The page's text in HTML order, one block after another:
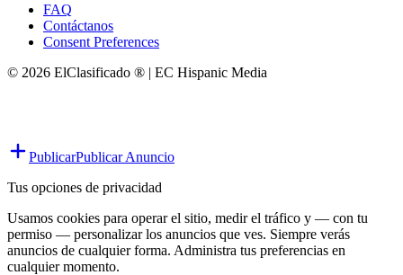
FAQ
Contáctanos
Consent Preferences
© 2026 ElClasificado ® | EC Hispanic Media
PublicarPublicar Anuncio
Tus opciones de privacidad
Usamos cookies para operar el sitio, medir el tráfico y — con tu
permiso — personalizar los anuncios que ves. Siempre verás
anuncios de cualquier forma. Administra tus preferencias en
cualquier momento.